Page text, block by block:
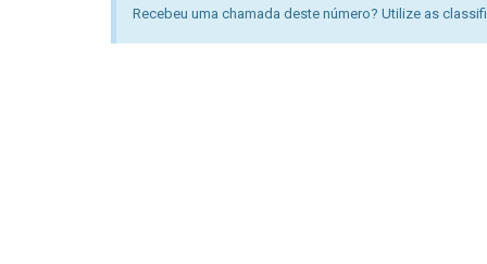
Recebeu uma chamada deste número? Utilize as